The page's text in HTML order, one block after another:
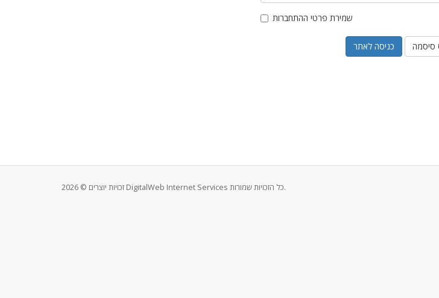
שמירת פרטי ההתחברות
סיסמה
זכויות יוצרים © 2026 DigitalWeb Internet Services כל הזכויות שמורות.